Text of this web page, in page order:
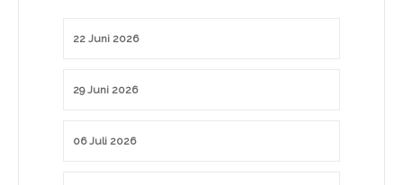
22 Juni 2026
29 Juni 2026
06 Juli 2026